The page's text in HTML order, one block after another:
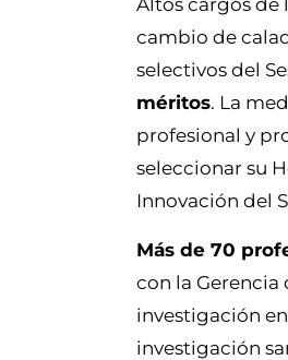
Altos cargos de
cambio de
selectivos del
méritos. La
profesional y
seleccionar su
Innovación del
Más de 70
con la Gerencia
investigación
investigación